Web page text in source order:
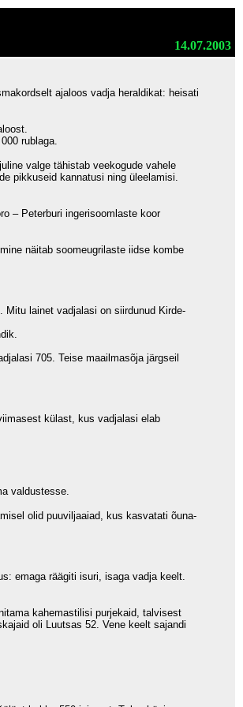
14.07.2003
ajaloos vadja heraldikat: heisati
rublaga.
valge tähistab veekogude vahele
pikkuseid kannatusi ning üleelamisi.
– Peterburi ingerisoomlaste koor
näitab soomeugrilaste iidse kombe
lainet vadjalasi on siirdunud Kirde-
705. Teise maailmasõja järgseil
külast, kus vadjalasi elab
valdustesse.
olid puuviljaaiad, kus kasvatati õuna-
emaga räägiti isuri, isaga vadja keelt.
kahemastilisi purjekaid, talvisest
oli Luutsas 52. Vene keelt sajandi